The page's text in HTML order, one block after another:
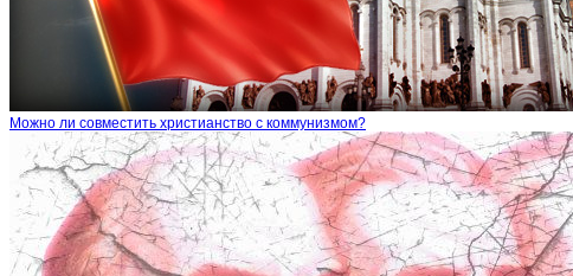
Можно ли совместить христианство с коммунизмом?